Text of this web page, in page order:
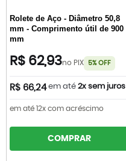
Rolete de Aço - Diâmetro 50,8
mm - Comprimento útil de 900
mm
R$ 62,93no PIX 5% OFF
R$ 66,24 em até 2x sem juros
em até 12x com acréscimo
COMPRAR